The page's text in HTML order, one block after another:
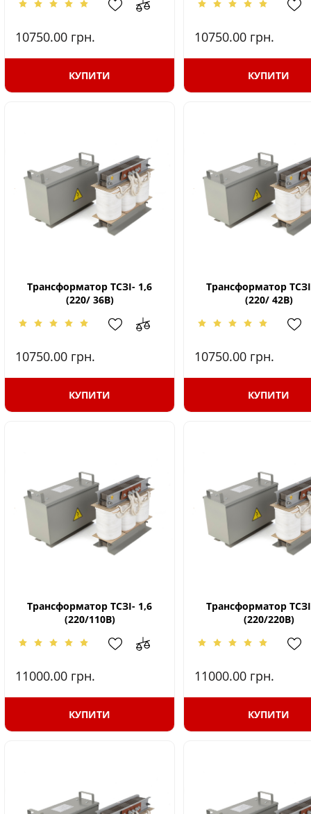
10750.00 грн.
КУПИТИ
10750.00 грн.
КУПИТИ
Трансформатор ТСЗІ- 1,6
(220/ 36В)
10750.00 грн.
КУПИТИ
Трансформатор
(220/ 42В)
10750.00 грн.
КУПИТИ
Трансформатор ТСЗІ- 1,6
(220/110В)
11000.00 грн.
КУПИТИ
Трансформатор
(220/220В)
11000.00 грн.
КУПИТИ